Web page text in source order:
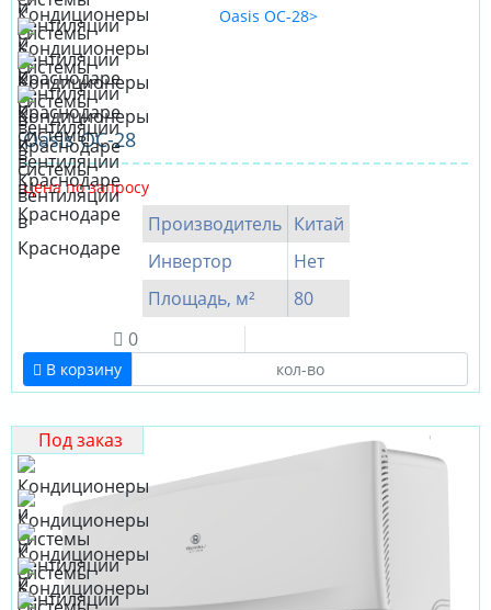
Оasis OC-28
Цена по запросу
Производитель Китай
Инвертор
Нет
Площадь, м²
80
0
В корзину
Под заказ